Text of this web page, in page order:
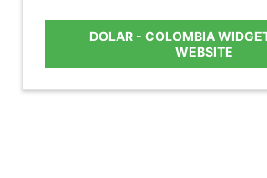
DOLAR - COLOMBIA
WEBSITE